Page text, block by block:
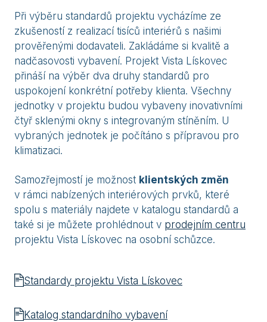
Při výběru standardů projektu vycházíme ze
zkušeností z realizací tisíců interiérů s našimi
prověřenými dodavateli. Zakládáme si kvalitě a
nadčasovosti vybavení. Projekt Vista Lískovec
přináší na výběr dva druhy standardů pro
uspokojení konkrétní potřeby klienta. Všechny
jednotky v projektu budou vybaveny inovativními
čtyř sklenými okny s integrovaným stíněním. U
vybraných jednotek je počítáno s přípravou pro
klimatizaci.
Samozřejmostí je možnost klientských změn
v rámci nabízených interiérových prvků, které
spolu s materiály najdete v katalogu standardů a
také si je můžete prohlédnout v prodejním centru
projektu Vista Lískovec na osobní schůzce.
Standardy projektu Vista Lískovec
Katalog standardního vybavení